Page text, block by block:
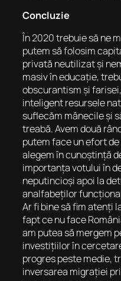
Concluzie
În 2020 trebuie să ne
putem să folosim
privată neutilizat și
masiv în educație,
obscurantism și
inteligent resursele
suflecăm mânecile și
treabă. Avem două
putem face un efort
alegem în cunoștință
importanța votului în
neputincioși apoi la
analfabeților
Ar fi bine să fim atenți
fapt ce nu face
am putea să mergem
investițiilor în
progres peste medie,
inversarea migrației